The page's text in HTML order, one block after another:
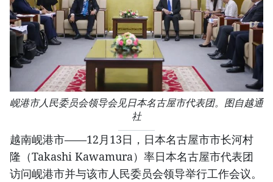
岘港市人民委员会领导会见日本名古屋市代表团。图自越通
社
越南岘港市——12月13日，日本名古屋市市长河村
隆（Takashi Kawamura）率日本名古屋市代表团
访问岘港市并与该市人民委员会领导举行工作会议。